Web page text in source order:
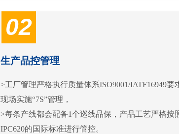
02
生产品控管理
>工厂管理严格执行质量体系ISO9001/IATF16949要
现场实施“7S”管理，
>每条产线都会配备1个巡线品保，产品工艺严格按
IPC620的国际标准进行管控。